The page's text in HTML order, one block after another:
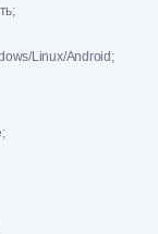
Linux/Android;